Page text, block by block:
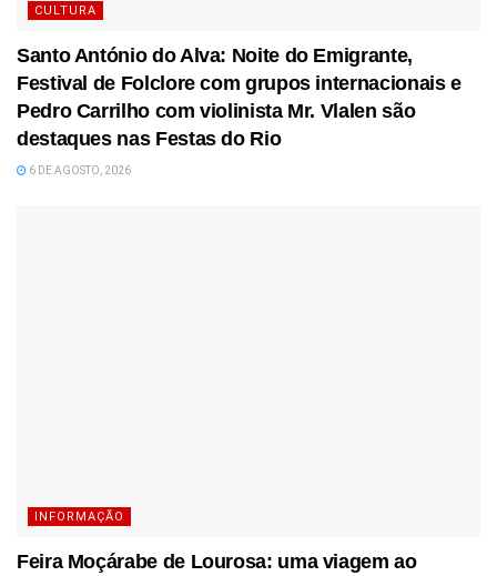
CULTURA
Santo António do Alva: Noite do Emigrante,
Festival de Folclore com grupos internacionais e
Pedro Carrilho com violinista Mr. Vlalen são
destaques nas Festas do Rio
6 DE AGOSTO, 2026
INFORMAÇÃO
Feira Moçárabe de Lourosa: uma viagem ao